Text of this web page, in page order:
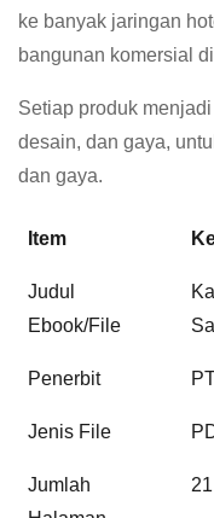
ke banyak jaringan
bangunan komersial
Setiap produk
desain, dan gaya,
dan gaya.
Item
Judul
Ebook/File
Penerbit
Jenis File
Jumlah